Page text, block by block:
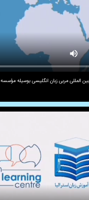
المللی مربی زبان انگلیسی بوسیله